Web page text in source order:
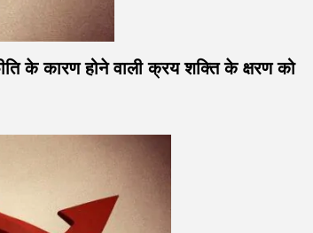
के कारण होने वाली क्रय शक्ति के क्षरण को